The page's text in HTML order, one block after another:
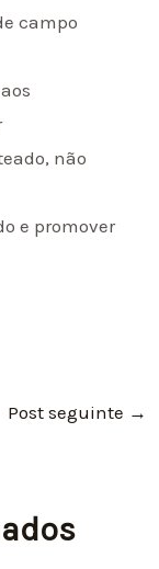
campo
não
e promover
Post seguinte →